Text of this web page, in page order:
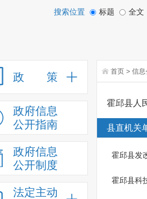
搜索位置 标题 全文
政 策
政府信息
公开指南
政府信息
公开制度
法定主动
首页 > 信息
霍邱县人
县直机关
霍邱县发
霍邱县科